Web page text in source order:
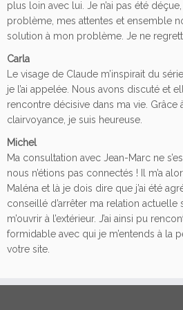
plus loin avec lui. Je n’ai pas été
problème, mes attentes et ensemble
solution à mon problème. Je ne
Carla
Le visage de Claude m’inspirait du
je l’ai appelée. Nous avons discuté et
rencontre décisive dans ma vie. Grâce
clairvoyance, je suis heureuse.
Michel
Ma consultation avec Jean-Marc ne
nous n’étions pas connectés ! Il m’a
Maléna et là je dois dire que j’ai été
conseillé d’arrêter ma relation actuelle
m’ouvrir à l’extérieur. J’ai ainsi pu
formidable avec qui je m’entends à la
votre site.